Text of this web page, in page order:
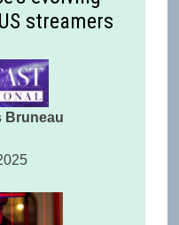
streamers
Bruneau